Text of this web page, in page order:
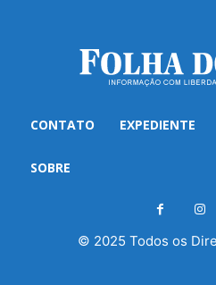
CONTATO EXPEDIENTE
SOBRE
© 2025 Todos os